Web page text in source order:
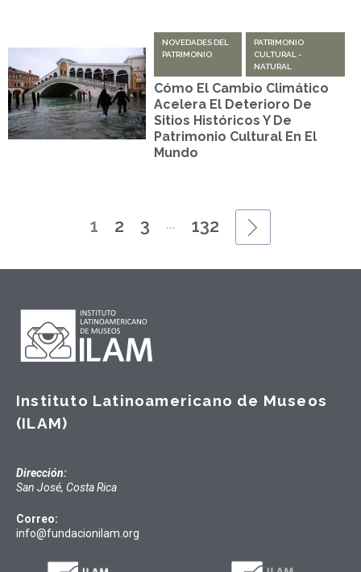
NOVEDADES DEL
PATRIMONIO
PATRIMONIO
CULTURAL -
NATURAL
Cómo El Cambio Climático
Acelera El Deterioro De
Sitios Históricos Y De
Patrimonio Cultural En El
Mundo
1 2 3 ... 132
Instituto Latinoamericano de Museos
(ILAM)
Dirección:
San José, Costa Rica
Correo:
info@fundacionilam.org